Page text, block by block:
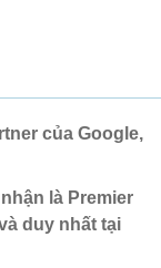
của Google,
là Premier
duy nhất tại